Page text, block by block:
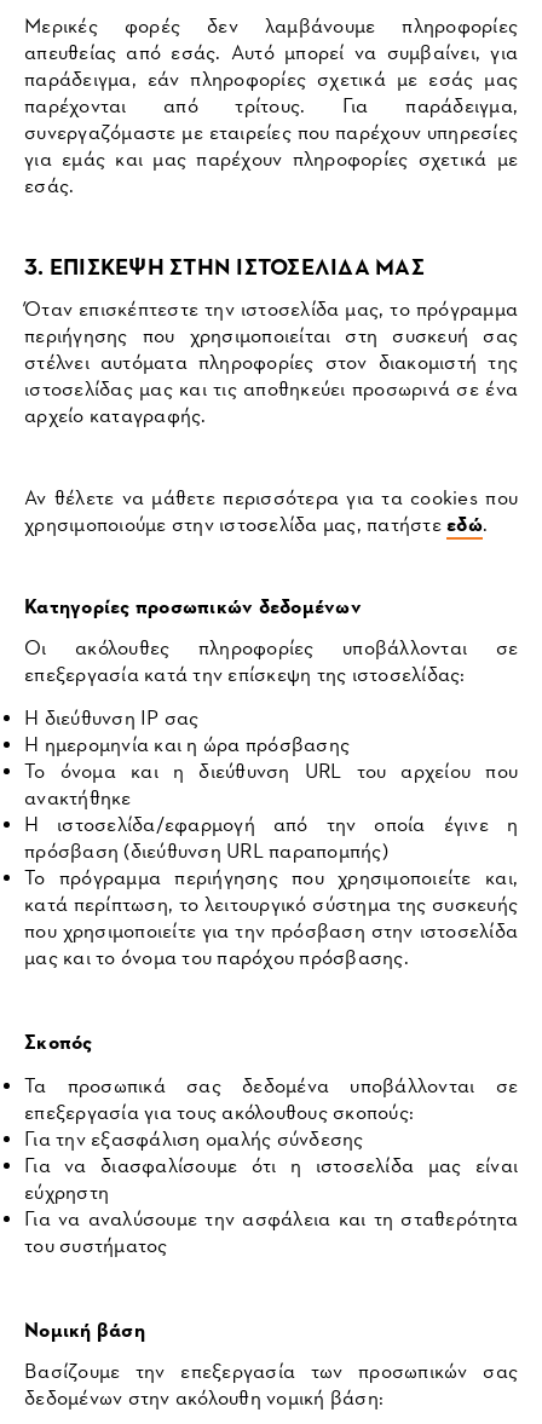
Μερικές φορές δεν λαμβάνουμε πληροφορίες
απευθείας από εσάς. Αυτό μπορεί να συμβαίνει, για
παράδειγμα, εάν πληροφορίες σχετικά με εσάς μας
παρέχονται από τρίτους. Για παράδειγμα,
συνεργαζόμαστε με εταιρείες που παρέχουν υπηρεσίες
για εμάς και μας παρέχουν πληροφορίες σχετικά με
εσάς.
3. ΕΠΙΣΚΕΨΗ ΣΤΗΝ ΙΣΤΟΣΕΛΙΔΑ ΜΑΣ
Όταν επισκέπτεστε την ιστοσελίδα μας, το πρόγραμμα
περιήγησης που χρησιμοποιείται στη συσκευή σας
στέλνει αυτόματα πληροφορίες στον διακομιστή της
ιστοσελίδας μας και τις αποθηκεύει προσωρινά σε ένα
αρχείο καταγραφής.
Αν θέλετε να μάθετε περισσότερα για τα cookies που
χρησιμοποιούμε στην ιστοσελίδα μας, πατήστεεδώ.
Κατηγορίες προσωπικών δεδομένων
Οι ακόλουθες πληροφορίες υποβάλλονται σε
επεξεργασία κατά την επίσκεψη της ιστοσελίδας:
Η διεύθυνση IP σας
Η ημερομηνία και η ώρα πρόσβασης
Το όνομα και η διεύθυνση URL του αρχείου που
ανακτήθηκε
Η ιστοσελίδα/εφαρμογή από την οποία έγινε η
πρόσβαση (διεύθυνση URL παραπομπής)
Το πρόγραμμα περιήγησης που χρησιμοποιείτε και,
κατά περίπτωση, το λειτουργικό σύστημα της συσκευής
που χρησιμοποιείτε για την πρόσβαση στην ιστοσελίδα
μας και το όνομα του παρόχου πρόσβασης.
Σκοπός
Τα προσωπικά σας δεδομένα υποβάλλονται σε
επεξεργασία για τους ακόλουθους σκοπούς:
Για την εξασφάλιση ομαλής σύνδεσης
Για να διασφαλίσουμε ότι η ιστοσελίδα μας είναι
εύχρηστη
Για να αναλύσουμε την ασφάλεια και τη σταθερότητα
του συστήματος
Νομική βάση
Βασίζουμε την επεξεργασία των προσωπικών σας
δεδομένων στην ακόλουθη νομική βάση: